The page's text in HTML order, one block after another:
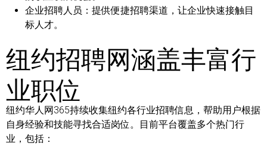
企业招聘人员： 提供便捷招聘渠道，让企业快速接触目
标人才。
纽约招聘网涵盖丰富行
业职位
纽约华人网365持续收集纽约各行业招聘信息，帮助用户根据
自身经验和技能寻找合适岗位。目前平台覆盖多个热门行
业，包括：